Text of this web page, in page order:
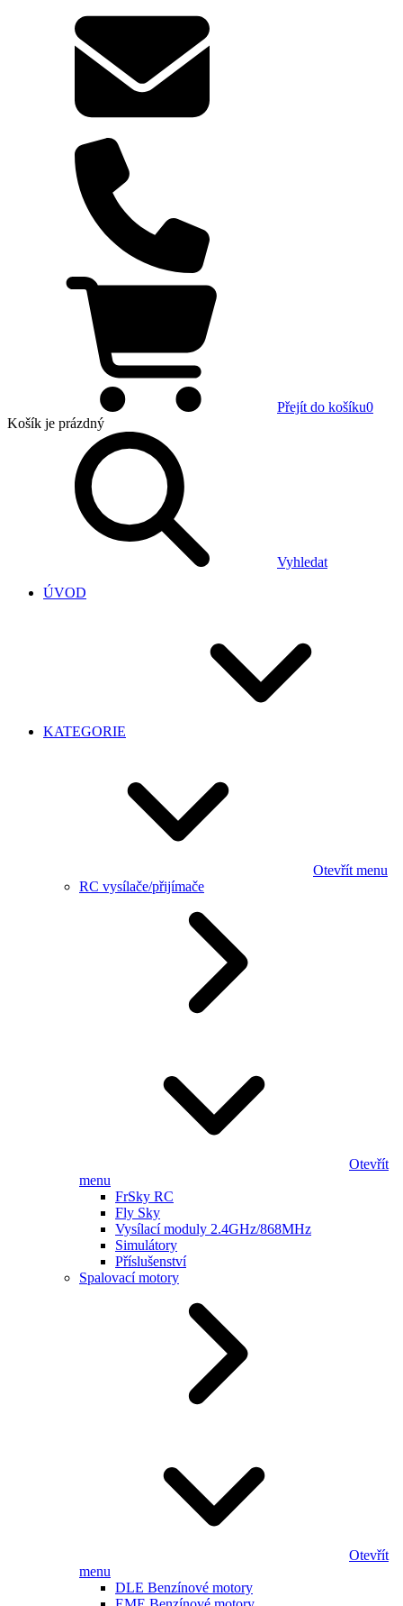
Přejít do košíku0
Košík je prázdný
Vyhledat
ÚVOD
KATEGORIE
Otevřít menu
RC vysílače/přijímače
Otevřít
menu
FrSky RC
Fly Sky
Vysílací moduly 2.4GHz/868MHz
Simulátory
Příslušenství
Spalovací motory
Otevřít
menu
DLE Benzínové motory